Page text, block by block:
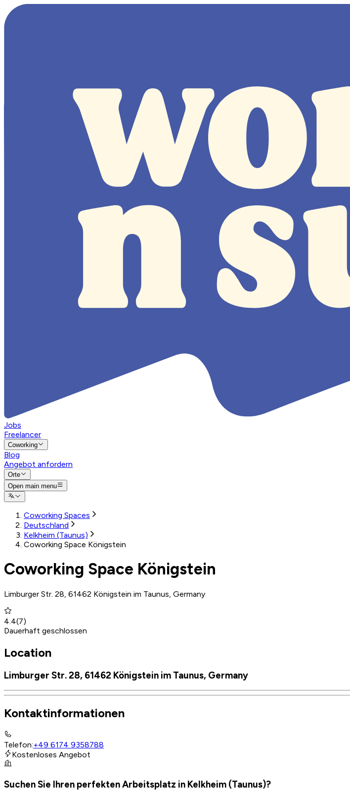
Jobs
Freelancer
Coworking
Blog
Angebot anfordern
Orte
Open main menu
Coworking Spaces
Deutschland
Kelkheim (Taunus)
Coworking Space Königstein
Coworking Space Königstein
Limburger Str. 28, 61462 Königstein im Taunus, Germany
4.4(7)
Dauerhaft geschlossen
Location
Limburger Str. 28, 61462 Königstein im Taunus, Germany
Kontaktinformationen
Telefon:+49 6174 9358788
Kostenloses Angebot
Suchen Sie Ihren perfekten Arbeitsplatz in Kelkheim (Taunus)?